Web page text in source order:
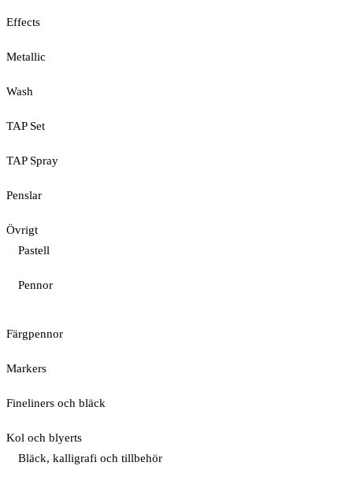
Effects
Metallic
Wash
TAP Set
TAP Spray
Penslar
Övrigt
Pastell
Pennor
Färgpennor
Markers
Fineliners och bläck
Kol och blyerts
Bläck, kalligrafi och tillbehör